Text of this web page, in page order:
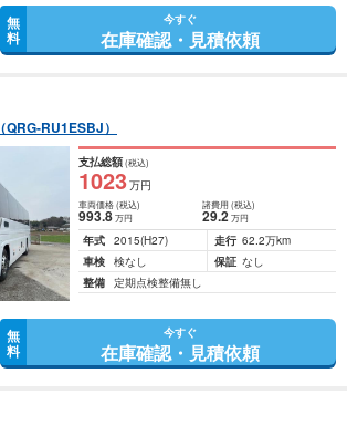
無
料
今すぐ
在庫確認・見積依頼
（QRG-RU1ESBJ）
支払総額(税込)
1023万円
車両価格(税込)
993.8万円
諸費用 (税込)
29.2 万円
年式 2015(H27) 走行 62.2万km
車検 検なし 保証 なし
整備 定期点検整備無し
無
料
今すぐ
在庫確認・見積依頼